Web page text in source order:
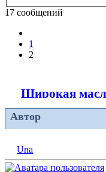
17 сообщений
1
2
Широкая
Автор
Una